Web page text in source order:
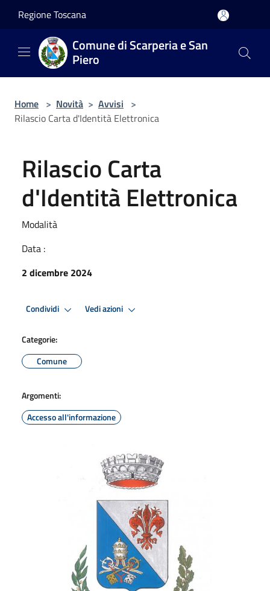
Regione Toscana
Comune di Scarperia e San
Piero
Home > Novità > Avvisi >
Rilascio Carta d'Identità Elettronica
Rilascio Carta
d'Identità Elettronica
Modalità
Data :
2 dicembre 2024
Condividi Vedi azioni
Categorie:
Comune
Argomenti:
Accesso all'informazione